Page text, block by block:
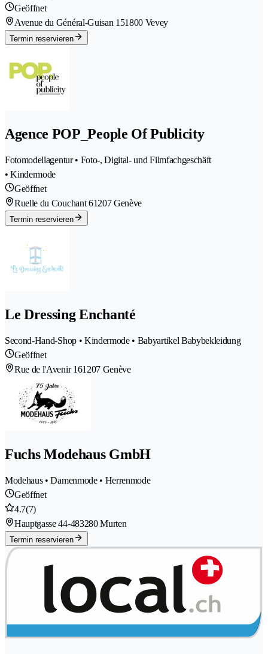
Geöffnet
Avenue du Général-Guisan 151800 Vevey
Termin reservieren
Agence POP_People Of Publicity
Fotomodellagentur • Foto-, Digital- und Filmfachgeschäft
• Kindermode
Geöffnet
Ruelle du Couchant 61207 Genève
Termin reservieren
Le Dressing Enchanté
Second-Hand-Shop • Kindermode • Babyartikel Babybekleidung
Geöffnet
Rue de l'Avenir 161207 Genève
Fuchs Modehaus GmbH
Modehaus • Damenmode • Herrenmode
Geöffnet
4.7(7)
Hauptgasse 44-483280 Murten
Termin reservieren